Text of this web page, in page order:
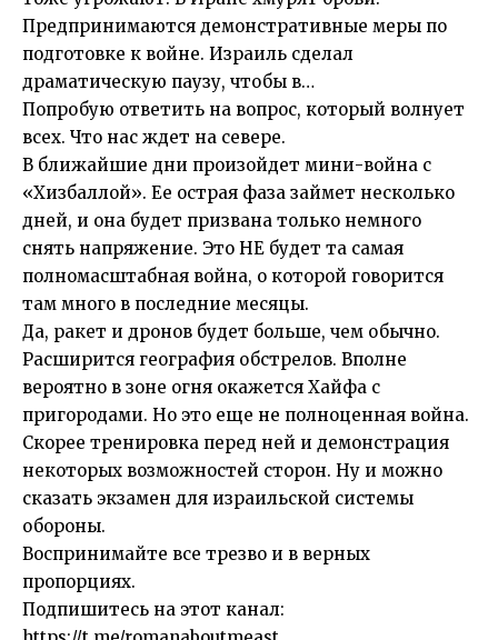
Предпринимаются демонстративные меры по
подготовке к войне. Израиль сделал
драматическую паузу, чтобы в…
Попробую ответить на вопрос, который волнует
всех. Что нас ждет на севере.
В ближайшие дни произойдет мини-война с
«Хизбаллой». Ее острая фаза займет несколько
дней, и она будет призвана только немного
снять напряжение. Это НЕ будет та самая
полномасштабная война, о которой говорится
там много в последние месяцы.
Да, ракет и дронов будет больше, чем обычно.
Расширится география обстрелов. Вполне
вероятно в зоне огня окажется Хайфа с
пригородами. Но это еще не полноценная война.
Скорее тренировка перед ней и демонстрация
некоторых возможностей сторон. Ну и можно
сказать экзамен для израильской системы
обороны.
Воспринимайте все трезво и в верных
пропорциях.
Подпишитесь на этот канал: